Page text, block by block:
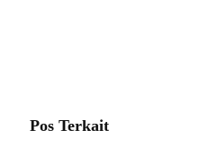
Pos Terkait